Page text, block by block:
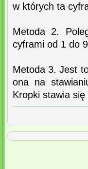
w których ta
Metoda 2.
cyframi od 1 do
Metoda 3. Jest
ona na
Kropki stawia